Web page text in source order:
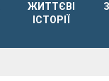
ЖИТТЄВІ
ІСТОРІЇ